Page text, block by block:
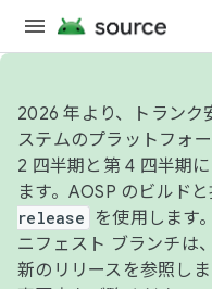
2026 年より、トランク
ステムのプラットフォ
2 四半期と第 4 四半期
ます。AOSP のビルドと
release
を使用します。
ニフェスト ブランチは
新のリリースを参照し